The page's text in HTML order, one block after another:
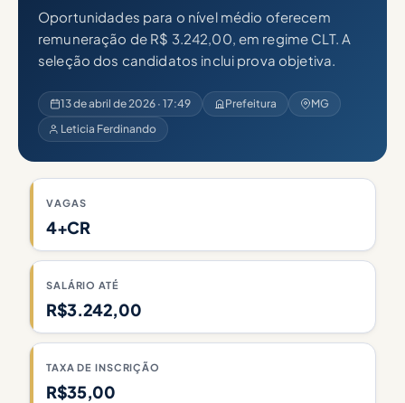
Oportunidades para o nível médio oferecem
remuneração de R$ 3.242,00, em regime CLT. A
seleção dos candidatos inclui prova objetiva.
13 de abril de 2026 · 17:49 Prefeitura
MG
Leticia Ferdinando
VAGAS
4+CR
SALÁRIO ATÉ
R$3.242,00
TAXA DE INSCRIÇÃO
R$35,00